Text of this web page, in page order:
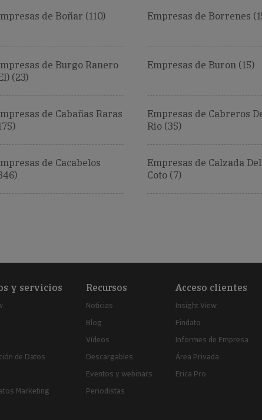
de Boñar (110) Empresas de Borrenes
de Burgo Ranero
(23)
Empresas de Buron (15)
de Cabañas Raras
Empresas de Cabreros
Rio (35)
de Cacabelos
Empresas de Calzada Del
Coto (7)
y servicios
de Datos
Marketing
Recursos
Noticias
Blog
Vídeos
Descargables
Eventos y webinars
Periodistas
Acceso clientes
Insight View
Findato
Informes de Empresa
Área Privada
Erica Pro